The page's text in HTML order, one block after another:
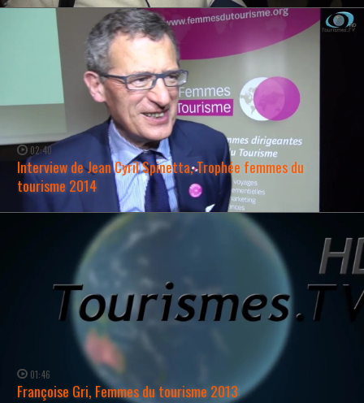
02:40
Interview de Jean Cyril Spinetta, Trophée femmes du
tourisme 2014
WATCH NOW →
01:46
Françoise Gri, Femmes du tourisme 2013